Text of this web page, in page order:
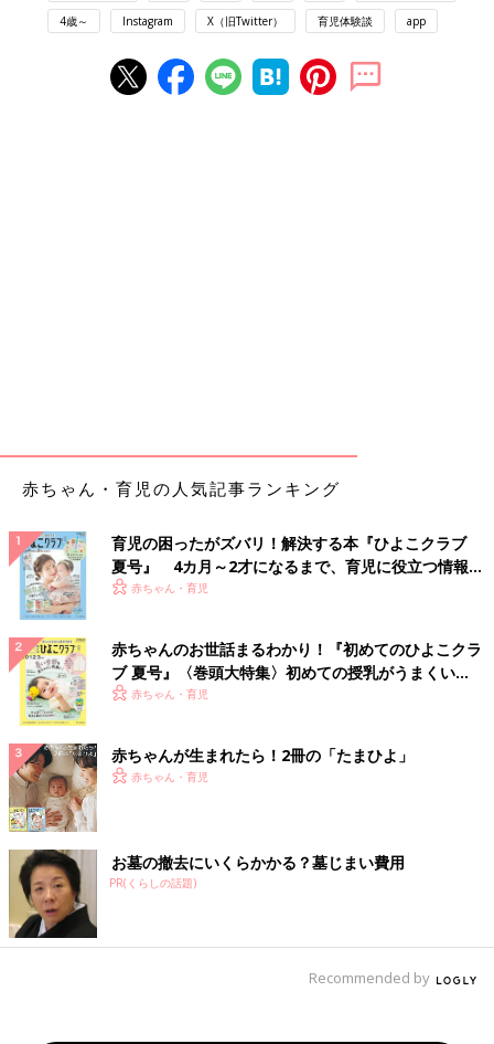
4歳～ Instagram X（旧Twitter） 育児体験談 app
赤ちゃん・育児の人気記事ランキング
育児の困ったがズバリ！解決する本『ひよこクラブ
夏号』 4カ月～2才になるまで、育児に役立つ情報が
いっぱい！
赤ちゃん・育児
赤ちゃんのお世話まるわかり！『初めてのひよこクラ
ブ 夏号』〈巻頭大特集〉初めての授乳がうまくい
く！ おっぱい・ミルクの基本と夏のトラブル 解決テ
赤ちゃん・育児
赤ちゃんが生まれたら！2冊の「たまひよ」
赤ちゃん・育児
お墓の撤去にいくらかかる？墓じまい費用
PR(くらしの話題)
Recommended by